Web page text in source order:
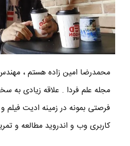
محمدرضا امين زاده هستم ،
مجله علم فردا . علاقه زیادی به
فرصتی بمونه در زمینه ادیت فیلم
کاربری وب و اندروید مطالعه و